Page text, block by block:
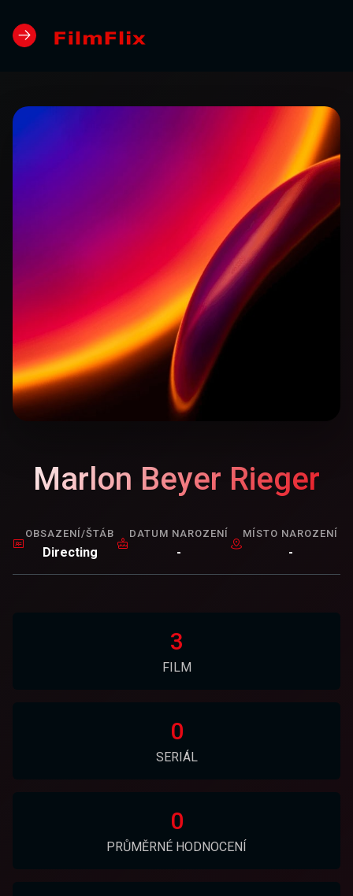
Marlon Beyer Rieger
OBSAZENÍ/ŠTÁB
Directing
DATUM NAROZENÍ
-
MÍSTO NAROZENÍ
-
3
FILM
0
SERIÁL
0
PRŮMĚRNÉ HODNOCENÍ